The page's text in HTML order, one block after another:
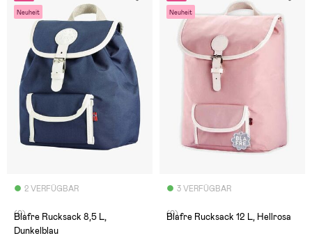
Neuheit
2 VERFÜGBAR
(0)
Blafre Rucksack 8,5 L,
Dunkelblau
Neuheit
3 VERFÜGBAR
(0)
Blafre Rucksack 12 L, Hellrosa